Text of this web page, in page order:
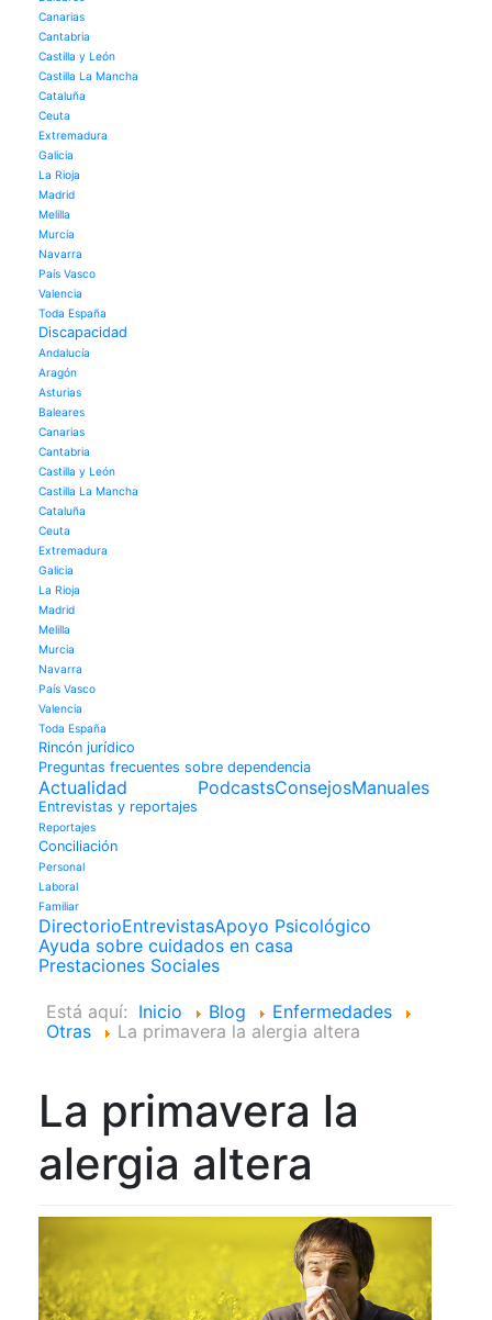
Canarias
Cantabria
Castilla y León
Castilla La Mancha
Cataluña
Ceuta
Extremadura
Galicia
La Rioja
Madrid
Melilla
Murcia
Navarra
País Vasco
Valencia
Toda España
Discapacidad
Andalucía
Aragón
Asturias
Baleares
Canarias
Cantabria
Castilla y León
Castilla La Mancha
Cataluña
Ceuta
Extremadura
Galicia
La Rioja
Madrid
Melilla
Murcia
Navarra
País Vasco
Valencia
Toda España
Rincón jurídico
Preguntas frecuentes sobre dependencia
Actualidad
Entrevistas y reportajes
Reportajes
Conciliación
Personal
Laboral
Familiar
PodcastsConsejosManuales
DirectorioEntrevistasApoyo Psicológico
Ayuda sobre cuidados en casa
Prestaciones Sociales
Está aquí: Inicio Blog
Enfermedades
Otras
La primavera la alergia altera
La primavera la
alergia altera